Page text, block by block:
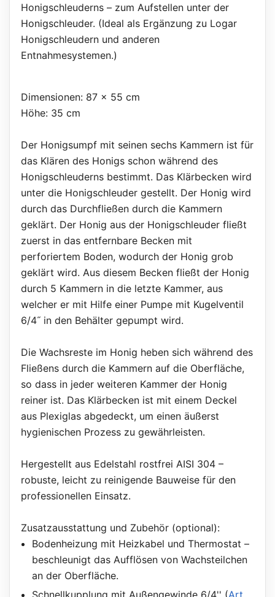
Honigschleuderns – zum Aufstellen unter der
Honigschleuder. (Ideal als Ergänzung zu Logar
Honigschleudern und anderen
Entnahmesystemen.)
Dimensionen: 87 x 55 cm
Höhe: 35 cm
Der Honigsumpf mit seinen sechs Kammern ist für
das Klären des Honigs schon während des
Honigschleuderns bestimmt. Das Klärbecken wird
unter die Honigschleuder gestellt. Der Honig wird
durch das Durchfließen durch die Kammern
geklärt. Der Honig aus der Honigschleuder fließt
zuerst in das entfernbare Becken mit
perforiertem Boden, wodurch der Honig grob
geklärt wird. Aus diesem Becken fließt der Honig
durch 5 Kammern in die letzte Kammer, aus
welcher er mit Hilfe einer Pumpe mit Kugelventil
6/4˝ in den Behälter gepumpt wird.
Die Wachsreste im Honig heben sich während des
Fließens durch die Kammern auf die Oberfläche,
so dass in jeder weiteren Kammer der Honig
reiner ist. Das Klärbecken ist mit einem Deckel
aus Plexiglas abgedeckt, um einen äußerst
hygienischen Prozess zu gewährleisten.
Hergestellt aus Edelstahl rostfrei AISI 304 –
robuste, leicht zu reinigende Bauweise für den
professionellen Einsatz.
Zusatzausstattung und Zubehör (optional):
Bodenheizung mit Heizkabel und Thermostat –
beschleunigt das Aufflösen von Wachsteilchen
an der Oberfläche.